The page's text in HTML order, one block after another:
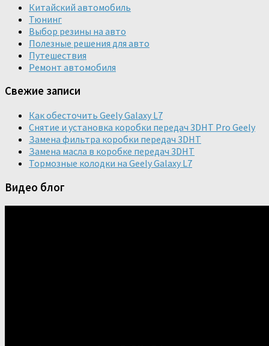
Китайский автомобиль
Тюнинг
Выбор резины на авто
Полезные решения для авто
Путешествия
Ремонт автомобиля
Свежие записи
Как обесточить Geely Galaxy L7
Снятие и установка коробки передач 3DHT Pro Geely
Замена фильтра коробки передач 3DHT
Замена масла в коробке передач 3DHT
Тормозные колодки на Geely Galaxy L7
Видео блог